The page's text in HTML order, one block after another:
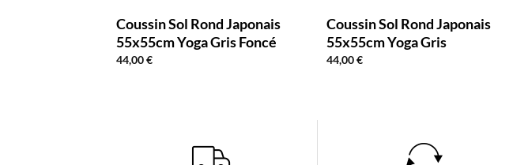
Coussin Sol Rond Japonais
55x55cm Yoga Gris Foncé
44,00€
Coussin Sol Rond Japonais
55x55cm Yoga Gris
44,00€